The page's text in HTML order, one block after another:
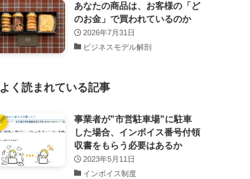
あなたの商品は、お客様の「ど
のお金」で買われているのか
2026年7月31日
ビジネスモデル解剖
よく読まれている記事
事業者が”市営駐車場”に駐車
した場合、インボイス番号付領
収書をもらう必要はあるか
2023年5月11日
インボイス制度